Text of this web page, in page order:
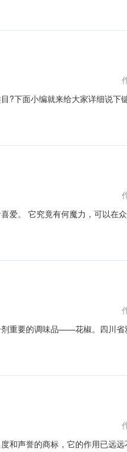
?下面小编就来给大家详细说
爱。 它究竟有何魔力，可以在
重要的调味品——花椒。四川
和声誉的商标，它的作用已远